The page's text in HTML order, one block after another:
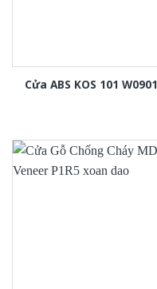
Cửa ABS KOS 101 W0901